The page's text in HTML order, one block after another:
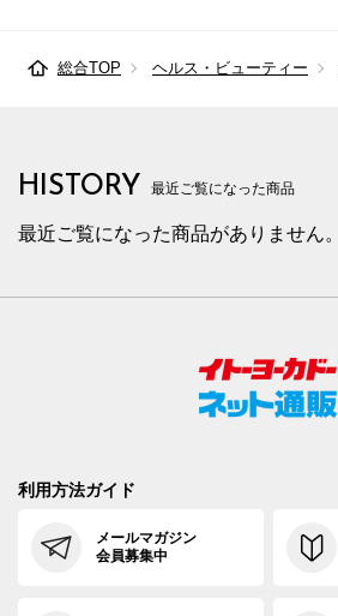
総合TOP ヘルス・ビューティー
HISTORY 最近ご覧になった商品
最近ご覧になった商品がありません。
利用方法ガイド
メールマガジン
会員募集中